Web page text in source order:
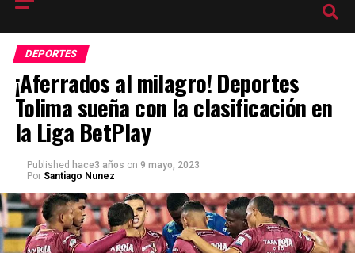
DEPORTES
¡Aferrados al milagro! Deportes
Tolima sueña con la clasificación en
la Liga BetPlay
Published hace3 años on 9 mayo, 2023
Por Santiago Nunez